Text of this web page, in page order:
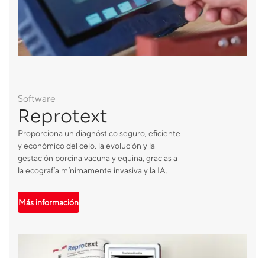
Software
Reprotext
Proporciona un diagnóstico seguro, eficiente
y económico del celo, la evolución y la
gestación porcina vacuna y equina, gracias a
la ecografía mínimamente invasiva y la IA.
Más información